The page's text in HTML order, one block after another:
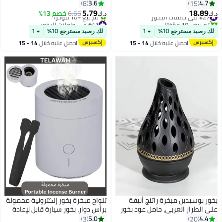
مع الزيوت العطرية والبخور
النسر
4.7
15
18.89
البخور
بيع +10 مؤخرًا
البخور مسترجع 10% + 1
احصل عليه خلال 14 - 15
USB بسعة 2000 مللي أمبير،
مناسبة للمنزل والمكتب والسيارة،
موديل SQ-818
3.6
8
5.79
6.66خصم 13%
#41 في حاملات البخور
أقل سعر في 7 يوم
تم بيع +10 مؤخرًا
#41 في حاملات البخور
لك رصيد مسترجع 10% + 1
احصل عليه خلال 14 - 15
بوسيدين مبخرة راتنج أنيقة
العربي، حامل عود بخور
صينية معدنية لليوجا 4.4
20
تلواح مبخرة بخور إلكترونية محمولة
برأس دوار، بخور سيارة قابل لإعادة
الشحن بسعة 2000 مللي أمبير، 5.0
3